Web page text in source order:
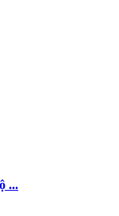
...